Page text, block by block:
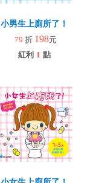
小男生上廁所了！
79 折 198元
紅利 1 點